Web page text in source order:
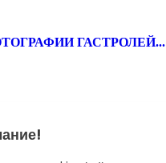
ГАСТРОЛЕЙ...